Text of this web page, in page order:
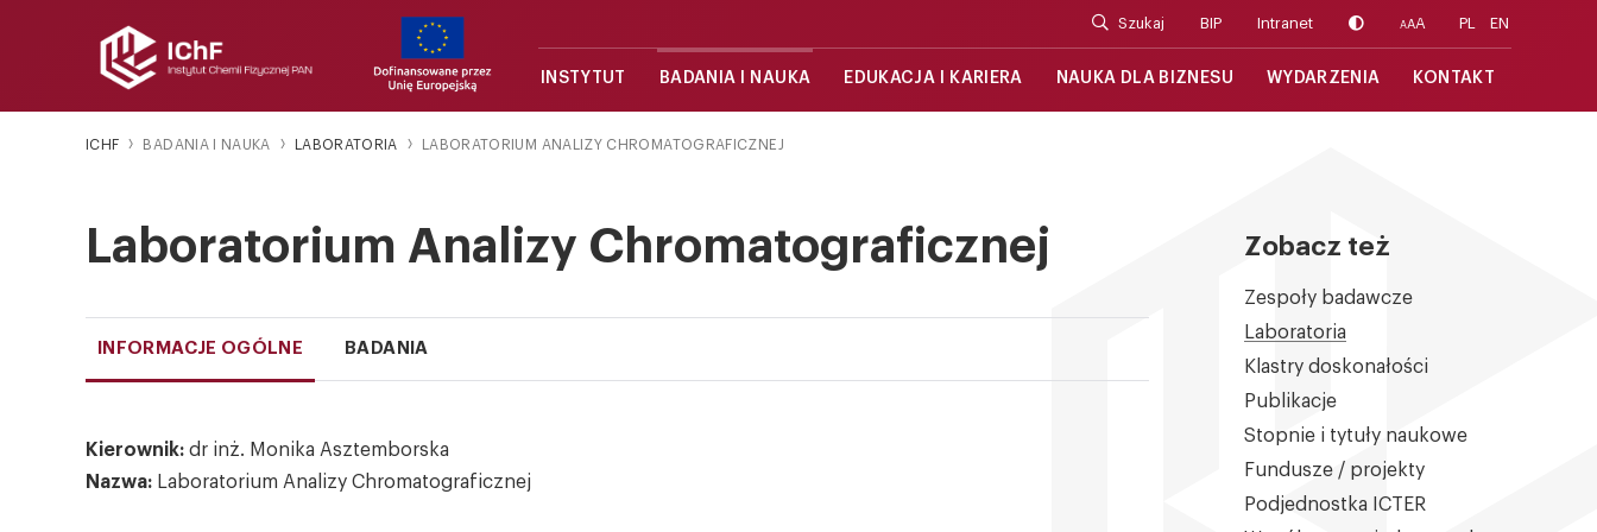
Szukaj BIP Intranet AAA PL EN
INSTYTUT BADANIA I NAUKA EDUKACJA I KARIERA NAUKA DLA BIZNESU WYDARZENIA KONTAKT
ICHF BADANIA I NAUKA LABORATORIA LABORATORIUM ANALIZY CHROMATOGRAFICZNEJ
Laboratorium Analizy Chromatograficznej
INFORMACJE OGÓLNE BADANIA
Kierownik: dr inż. Monika Asztemborska
Nazwa: Laboratorium Analizy Chromatograficznej
Zobacz też
Zespoły badawcze
Laboratoria
Klastry doskonałości
Publikacje
Stopnie i tytuły naukowe
Fundusze / projekty
Podjednostka ICTER